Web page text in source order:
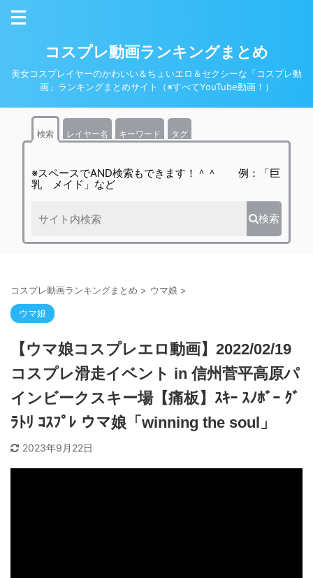
コスプレ動画ランキングまとめ
美女コスプレイヤーのかわいい＆ちょいエロ＆セクシーな「コスプレ動
画」ランキングまとめサイト（※すべてYouTube動画！）
検索 レイヤー名 キーワード タグ
※スペースでAND検索もできます！＾＾ 例：「巨
乳 メイド」など
検索
コスプレ動画ランキングまとめ > ウマ娘 >
ウマ娘
【ウマ娘コスプレエロ動画】2022/02/19
コスプレ滑走イベント in 信州菅平高原パ
インビークスキー場【痛板】ｽｷｰ ｽﾉﾎﾞｰ ｸﾞ
ﾗﾄﾘ ｺｽﾌﾟﾚ ウマ娘「winning the soul」
2023年9月22日